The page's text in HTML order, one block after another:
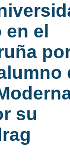
el
su